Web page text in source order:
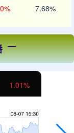
7.68%
1.01%